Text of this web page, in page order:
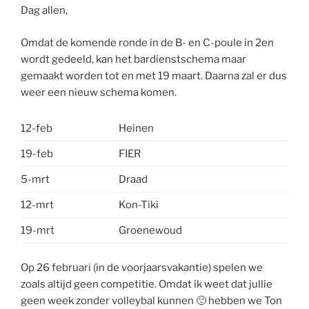
Dag allen,
Omdat de komende ronde in de B- en C-poule in 2en
wordt gedeeld, kan het bardienstschema maar
gemaakt worden tot en met 19 maart. Daarna zal er dus
weer een nieuw schema komen.
12-feb Heinen
19-feb FIER
5-mrt Draad
12-mrt Kon-Tiki
19-mrt Groenewoud
Op 26 februari (in de voorjaarsvakantie) spelen we
zoals altijd geen competitie. Omdat ik weet dat jullie
geen week zonder volleybal kunnen 🙂 hebben we Ton